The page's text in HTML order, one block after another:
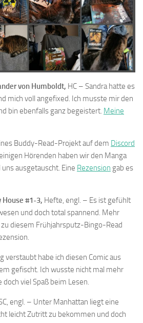
von Humboldt, HC – Sandra hatte es
mich voll angefixed. Ich musste mir den
bin ebenfalls ganz begeistert. Meine
Buddy-Read-Projekt auf dem Discord
Hörenden haben wir den Manga
ausgetauscht. Eine Rezension gab es
#1-3, Hefte, engl. – Es ist gefühlt
und doch total spannend. Mehr
diesem Frühjahrsputz-Bingo-Read
verstaubt habe ich diesen Comic aus
gefischt. Ich wusste nicht mal mehr
viel Spaß beim Lesen.
engl. – Unter Manhattan liegt eine
leicht Zutritt zu bekommen und doch